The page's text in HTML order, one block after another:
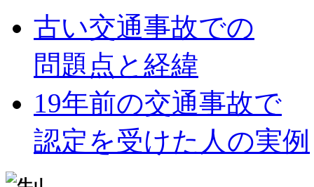
古い交通事故での
問題点と経緯
19年前の交通事故で
認定を受けた人の実例